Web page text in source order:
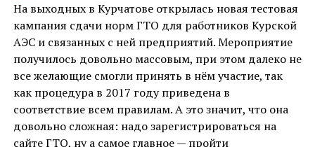
На выходных в Курчатове открылась новая тестовая
кампания сдачи норм ГТО для работников Курской
АЭС и связанных с ней предприятий. Мероприятие
получилось довольно массовым, при этом далеко не
все желающие смогли принять в нём участие, так
как процедура в 2017 году приведена в
соответствие всем правилам. А это значит, что она
довольно сложная: надо зарегистрироваться на
сайте ГТО, ну а самое главное — пройти